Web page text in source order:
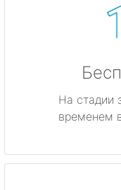
На стадии
временем